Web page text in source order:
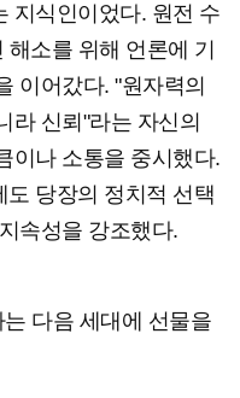
지식인이었다. 원전 수
소를 위해 언론에 기
이어갔다. "원자력의
라 신뢰"라는 자신의
이나 소통을 중시했다.
당장의 정치적 선택
속성을 강조했다.
다음 세대에 선물을